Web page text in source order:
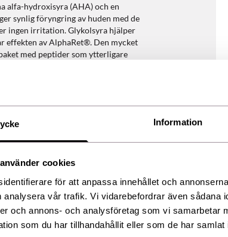
Information
cookies
för att anpassa innehållet och
analysera vår trafik. Vi vidarebefordrar även sådana
och annons- och analysföretag som vi samarbetar
som du har tillhandahållit eller som de har
alfa-hydroxisyra (AHA) och en
synlig föryngring av huden med de
ingen irritation. Glykolsyra hjälper
effekten av AlphaRet®. Den mycket
med peptider som ytterligare
som skyddar mot fria radikaler.
i balans. Med regelbunden
huden efter cirka fyra veckor
av 30ml, så länge lagret räcker.